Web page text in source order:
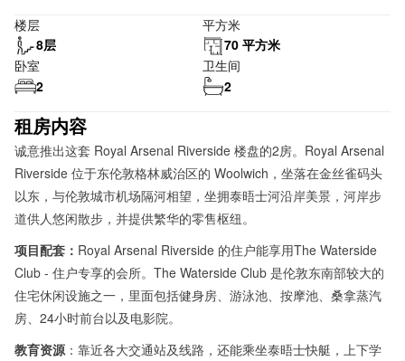
楼层
8层
平方米
70 平方米
卧室
2
卫生间
2
租房内容
诚意推出这套 Royal Arsenal Riverside 楼盘的2房。Royal Arsenal
Riverside 位于东伦敦格林威治区的 Woolwich，坐落在金丝雀码头
以东，与伦敦城市机场隔河相望，坐拥泰晤士河沿岸美景，河岸步
道供人悠闲散步，并提供繁华的零售枢纽。
项目配套： Royal Arsenal Riverside 的住户能享用The Waterside
Club - 住户专享的会所。The Waterside Club 是伦敦东南部较大的
住宅休闲设施之一，里面包括健身房、游泳池、按摩池、桑拿蒸汽
房、24小时前台以及电影院。
教育资源 ：靠近各大交通站及线路，还能乘坐泰晤士快艇，上下学